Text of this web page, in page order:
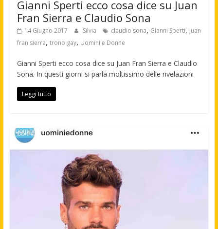
Gianni Sperti ecco cosa dice su Juan
Fran Sierra e Claudio Sona
14 Giugno 2017 Silvia claudio sona, Gianni Sperti, juan
fran sierra, trono gay, Uomini e Donne
Gianni Sperti ecco cosa dice su Juan Fran Sierra e Claudio
Sona. In questi giorni si parla moltissimo delle rivelazioni
Leggi tutto